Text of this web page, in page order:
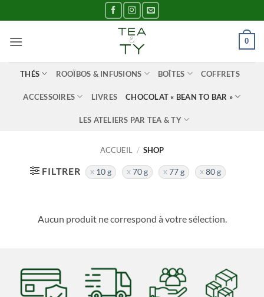
au
contenu
0
THÉS ROOÏBOS & INFUSIONS BOÎTES COFFRETS
ACCESSOIRES LIVRES CHOCOLAT « BEAN TO BAR »
LES ATELIERS PAR TEA & TY
ACCUEIL / SHOP
FILTRER 10 g 70 g 77 g 80 g
Aucun produit ne correspond à votre sélection.